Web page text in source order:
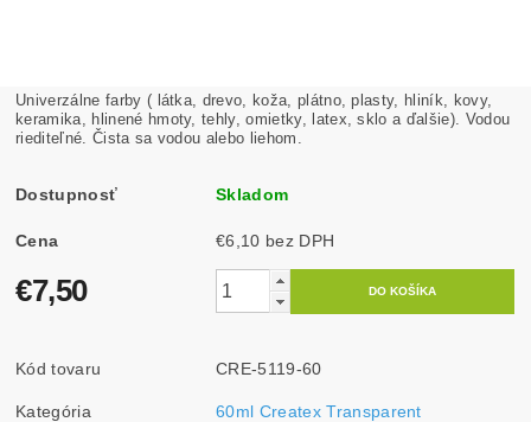
Univerzálne farby ( látka, drevo, koža, plátno, plasty, hliník, kovy,
keramika, hlinené hmoty, tehly, omietky, latex, sklo a ďalšie). Vodou
riediteľné. Čista sa vodou alebo liehom.
Dostupnosť Skladom
Cena €6,10 bez DPH
€7,50
Kód tovaru CRE-5119-60
Kategória 60ml Createx Transparent